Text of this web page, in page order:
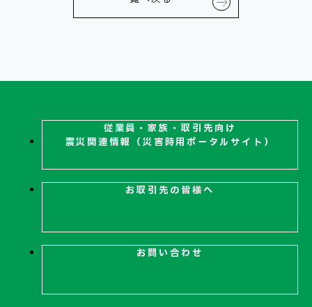
従業員・家族・取引先向け
震災関連情報（災害時用ポータルサイト）
お取引先の皆様へ
お問い合わせ